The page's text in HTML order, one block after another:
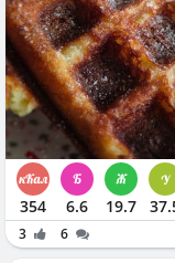
354 6.6 19.7
3 6